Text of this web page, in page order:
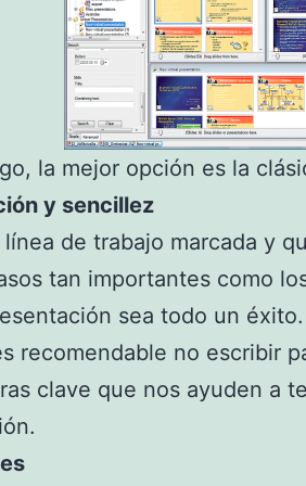
la mejor opción es la
y sencillez
línea de trabajo marcada y
tan importantes como
sea todo un éxito.
recomendable no escribir
clave que nos ayuden a